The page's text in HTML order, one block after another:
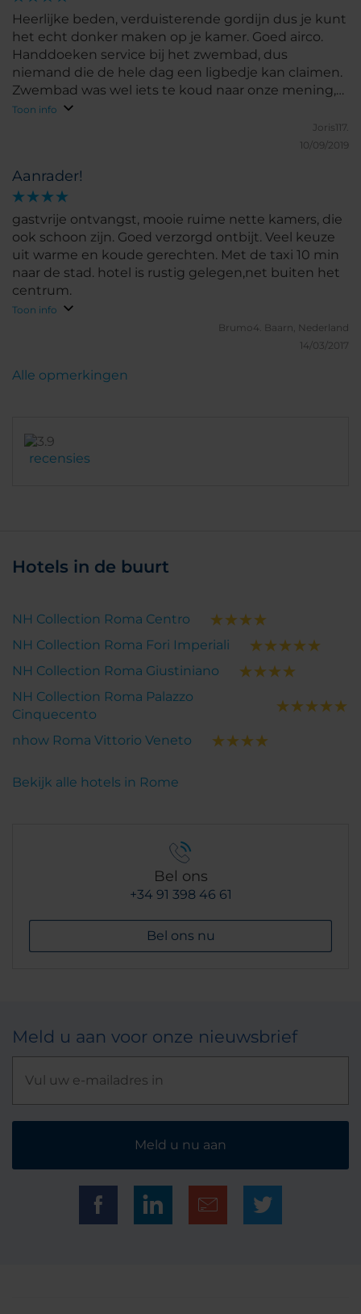
Heerlijke beden, verduisterende gordijn dus je kunt
het echt donker maken op je kamer. Goed airco.
Handdoeken service bij het zwembad, dus
niemand die de hele dag een ligbedje kan claimen.
Zwembad was wel iets te koud naar onze mening,
heerlijk om af te koelen, maar te koud om in te
blijven zwemmen. Ontbijt was goed zat niet heel
veel variatie in, maar genoeg keuze om elke dag
vlak bij, metro is wel 15 min lopen. Bussen komen
niet altijd op dagen/rijden niet altijd op tijd. Dus als
wij geen haast hadden namen we de bus anders
namen we de Metro.
Toon info
Joris117.
10/09/2019
Aanrader!
gastvrije ontvangst, mooie ruime nette kamers, die
ook schoon zijn. Goed verzorgd ontbijt. Veel keuze
uit warme en koude gerechten. Met de taxi 10 min
naar de stad. hotel is rustig gelegen,net buiten het
centrum.
Toon info
Brumo4. Baarn, Nederland
14/03/2017
recensies
Alle opmerkingen
Hotels in de buurt
NH Collection Roma Centro
NH Collection Roma Fori Imperiali
NH Collection Roma Giustiniano
NH Collection Roma Palazzo
Cinquecento
nhow Roma Vittorio Veneto
Bekijk alle hotels in Rome
Bel ons
+34 91 398 46 61
Bel ons nu
Meld u aan voor onze nieuwsbrief
Meld u nu aan